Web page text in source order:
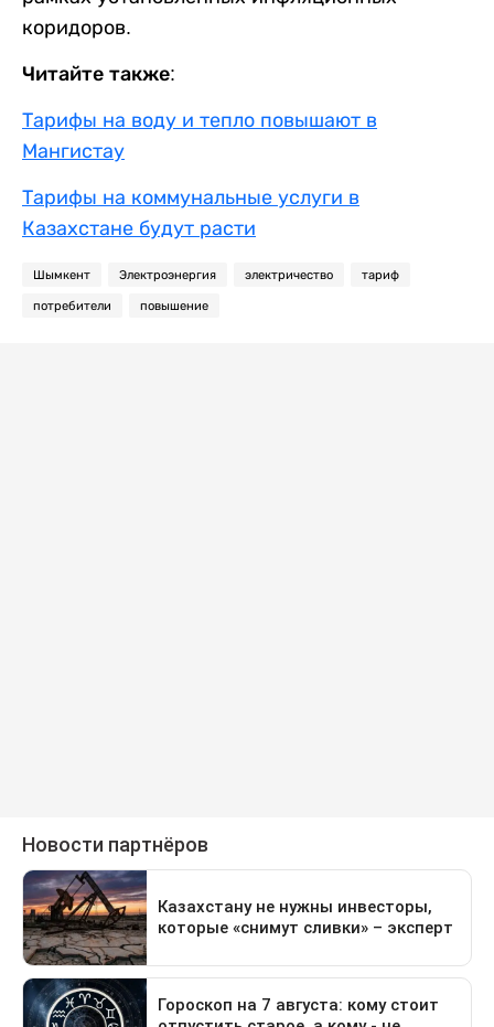
коридоров.
Читайте также:
Тарифы на воду и тепло повышают в
Мангистау
Тарифы на коммунальные услуги в
Казахстане будут расти
Шымкент Электроэнергия электричество тариф
потребители повышение